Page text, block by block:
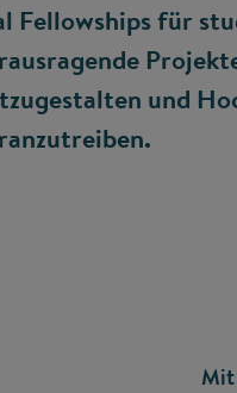
Fellowships für
und
Mit